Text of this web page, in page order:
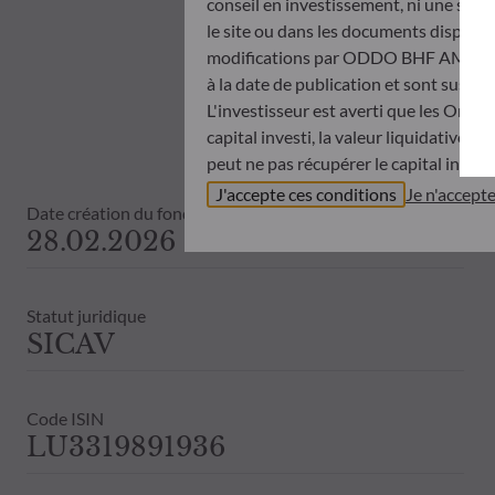
Date création du fonds
28.02.2026
Statut juridique
SICAV
Code ISIN
LU3319891936
le site ou dans les documents
modifications par ODDO BHF AM à
à la date de publication et sont
L'investisseur est averti que les
capital investi, la valeur liquidative
peut ne pas récupérer le capital
Avant de souscrire dans un OPC,
désinvestissement prise sur la base
objectifs d’investissement, de son
ODDO BHF AM ne saurait
publication ou des informations
Les valeurs liquidatives affichées
Le traitement fiscal lié à
de contacter un conseiller fiscal avant
J'accepte ces conditions Je